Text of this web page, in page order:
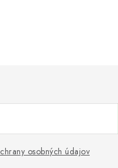
osobných údajov